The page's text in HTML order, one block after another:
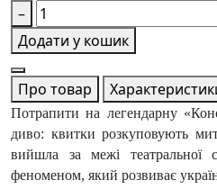
–
Додати у кошик
Про товар
Потрапити на легендарну
диво: квитки розкуповують
вийшла за межі театральної
феноменом, який розвиває